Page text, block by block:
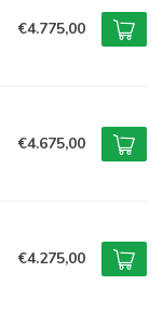
€4.775,00
€4.675,00
€4.275,00